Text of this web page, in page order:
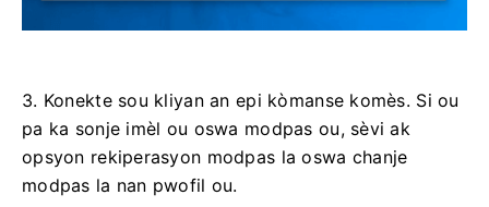
3. Konekte sou kliyan an epi kòmanse komès. Si ou
pa ka sonje imèl ou oswa modpas ou, sèvi ak
opsyon rekiperasyon modpas la oswa chanje
modpas la nan pwofil ou.